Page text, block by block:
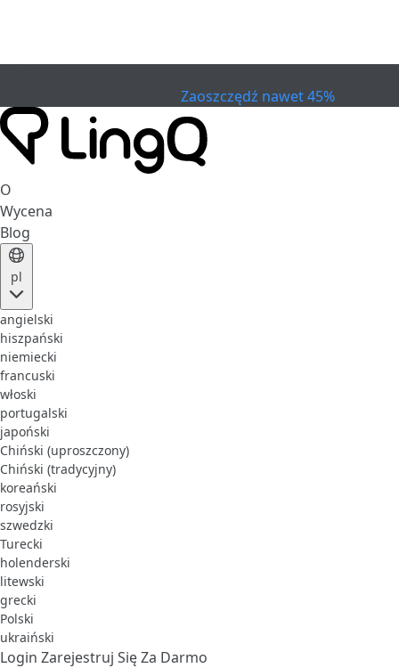
Zaoszczędź nawet 45%
O
Wycena
Blog
pl
angielski
hiszpański
niemiecki
francuski
włoski
portugalski
japoński
Chiński (uproszczony)
Chiński (tradycyjny)
koreański
rosyjski
szwedzki
Turecki
holenderski
litewski
grecki
Polski
ukraiński
Login Zarejestruj Się Za Darmo